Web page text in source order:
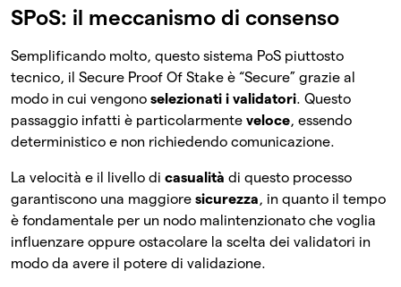
SPoS: il meccanismo di consenso
Semplificando molto, questo sistema PoS piuttosto
tecnico, il Secure Proof Of Stake è “Secure” grazie al
modo in cui vengono selezionati i validatori. Questo
passaggio infatti è particolarmente veloce, essendo
deterministico e non richiedendo comunicazione.
La velocità e il livello di casualità di questo processo
garantiscono una maggiore sicurezza, in quanto il tempo
è fondamentale per un nodo malintenzionato che voglia
influenzare oppure ostacolare la scelta dei validatori in
modo da avere il potere di validazione.